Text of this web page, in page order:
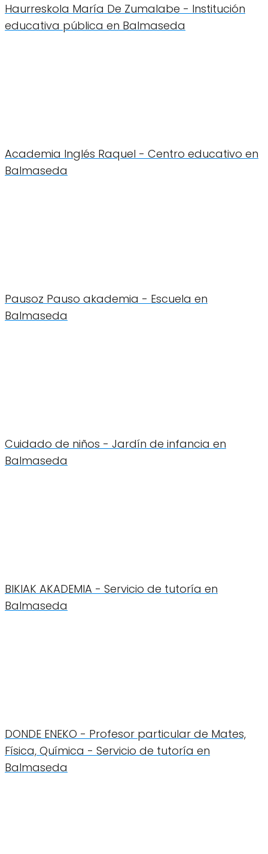
Haurreskola María De Zumalabe - Institución
educativa pública en Balmaseda
Academia Inglés Raquel - Centro educativo en
Balmaseda
Pausoz Pauso akademia - Escuela en
Balmaseda
Cuidado de niños - Jardín de infancia en
Balmaseda
BIKIAK AKADEMIA - Servicio de tutoría en
Balmaseda
DONDE ENEKO - Profesor particular de Mates,
Física, Química - Servicio de tutoría en
Balmaseda